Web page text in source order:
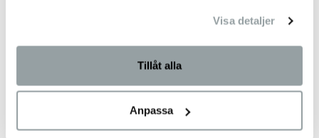
Visa detaljer
Tillåt alla
Anpassa